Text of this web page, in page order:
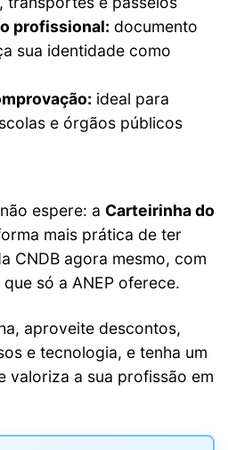
profissional: documento
sua identidade como
ideal para
e órgãos públicos
espere: a Carteirinha do
mais prática de ter
CNDB agora mesmo, com
só a ANEP oferece.
aproveite descontos,
e tecnologia, e tenha um
valoriza a sua profissão em